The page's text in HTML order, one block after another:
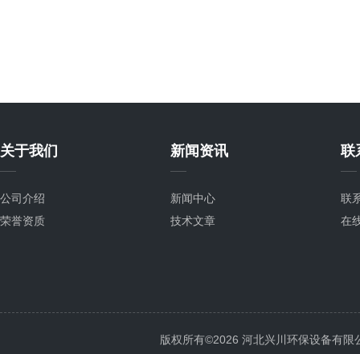
关于我们
公司介绍
荣誉资质
新闻资讯
新闻中心
技术文章
联
联
在
版权所有©2026 河北兴川环保设备有